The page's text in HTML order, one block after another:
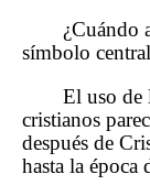
¿Cuándo
símbolo
El uso de
cristianos
después de
hasta la época